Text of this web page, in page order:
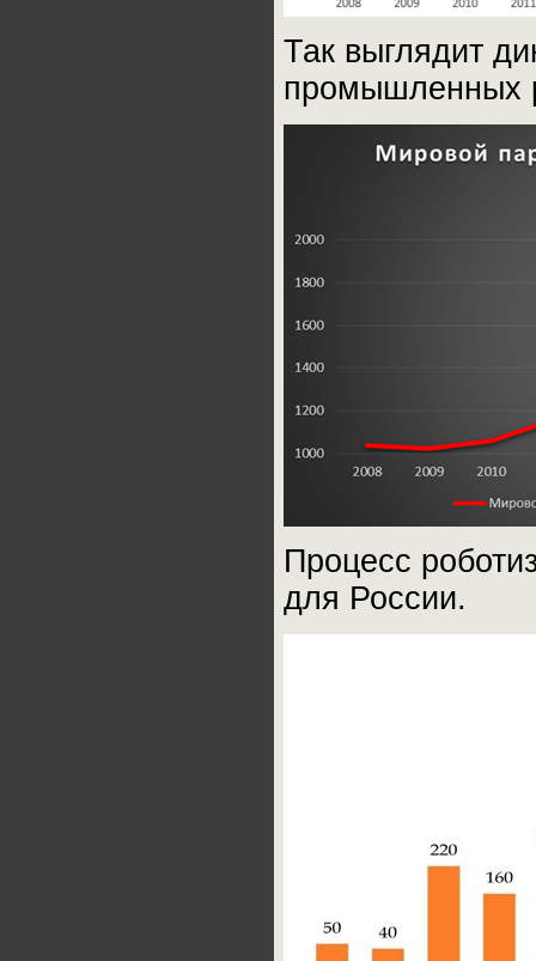
Так выглядит
промышленных
Процесс
для России.